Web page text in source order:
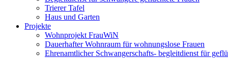
Trierer Tafel
Haus und Garten
Projekte
Wohnprojekt FrauWiN
Dauerhafter Wohnraum für wohnungslose Frauen
Ehrenamtlicher Schwangerschafts- begleitdienst für